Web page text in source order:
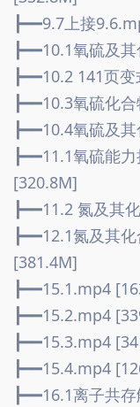
┣━━9.7上接
┣━━10.1氧硫及
┣━━10.2 141页
┣━━10.3氧硫化
┣━━10.4氧硫及
┣━━11.1氧硫能
[320.8M]
┣━━11.2 氮及其
┣━━12.1氮及其
[381.4M]
┣━━15.1.mp4
┣━━15.2.mp4
┣━━15.3.mp4
┣━━15.4.mp4
┣━━16.1离子共